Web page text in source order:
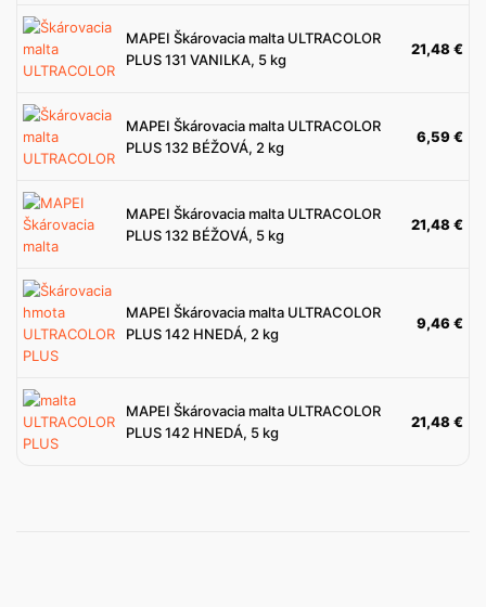
MAPEI Škárovacia malta ULTRACOLOR
PLUS 131 VANILKA, 5 kg
21,48€
MAPEI Škárovacia malta ULTRACOLOR
PLUS 132 BÉŽOVÁ, 2 kg
6,59€
MAPEI Škárovacia malta ULTRACOLOR
PLUS 132 BÉŽOVÁ, 5 kg
21,48€
MAPEI Škárovacia malta ULTRACOLOR
PLUS 142 HNEDÁ, 2 kg
9,46€
MAPEI Škárovacia malta ULTRACOLOR
PLUS 142 HNEDÁ, 5 kg
21,48€